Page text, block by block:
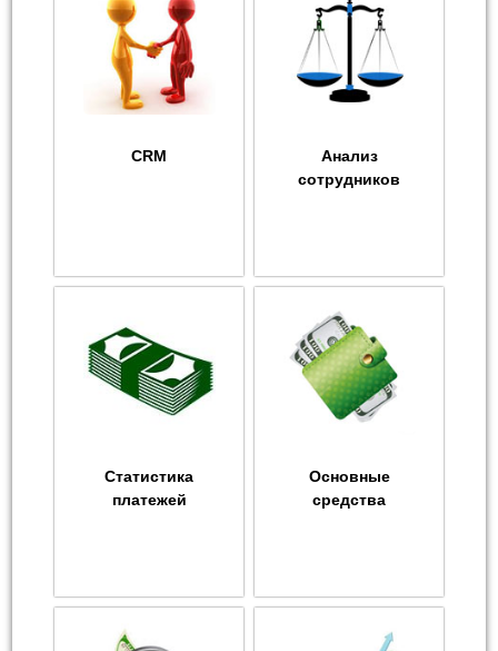
CRM
Анализ
сотрудников
Статистика
платежей
Основные
средства